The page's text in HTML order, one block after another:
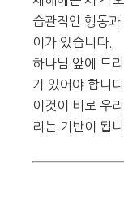
습관적인 행동
이가 있습니다.
하나님 앞에 드
가 있어야 합니다.
이것이 바로 우
리는 기반이 됩